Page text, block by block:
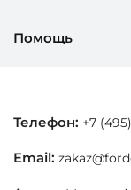
Помощь
Телефон: +7
Email: